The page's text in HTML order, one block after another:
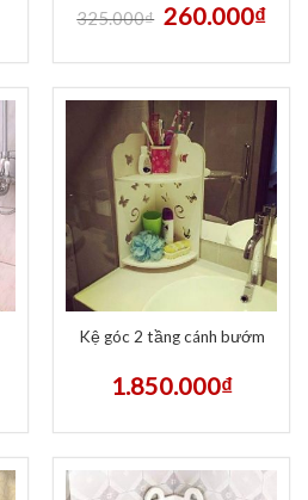
325.000₫ 260.000₫
Kệ góc 2 tầng cánh bướm
1.850.000₫